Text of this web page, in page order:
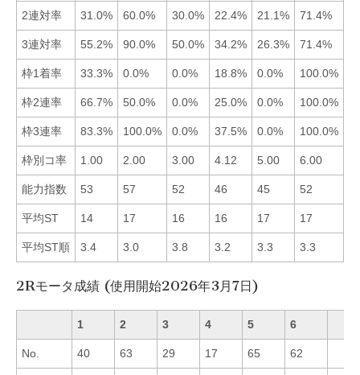
2連対率 31.0% 60.0% 30.0% 22.4% 21.1% 71.4%
3連対率 55.2% 90.0% 50.0% 34.2% 26.3% 71.4%
枠1着率 33.3% 0.0% 0.0% 18.8% 0.0% 100.0%
枠2連率 66.7% 50.0% 0.0% 25.0% 0.0% 100.0%
枠3連率 83.3% 100.0% 0.0% 37.5% 0.0% 100.0%
枠別コ率 1.00 2.00 3.00 4.12 5.00 6.00
能力指数 53 57 52 46 45 52
平均ST 14 17 16 16 17 17
平均ST順 3.4 3.0 3.8 3.2 3.3 3.3
2Rモータ成績 (使用開始2026年3月7日)
1 2 3 4 5 6
No. 40 63 29 17 65 62